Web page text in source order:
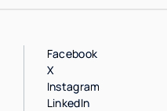
Facebook
X
Instagram
LinkedIn